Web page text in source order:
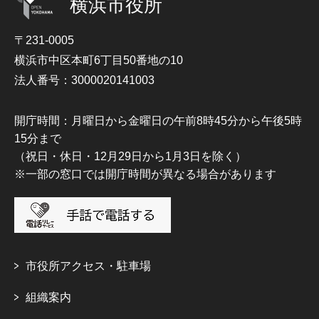
横浜市役所
〒231-0005
横浜市中区本町6丁目50番地の10
法人番号：3000020141003
開庁時間：月曜日から金曜日の午前8時45分から午後5時
15分まで
（祝日・休日・12月29日から1月3日を除く）
※一部の窓口では開庁時間が異なる場合があります
市役所アクセス・駐車場
組織案内